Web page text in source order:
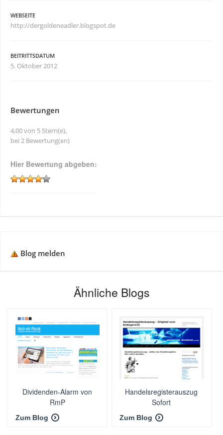
WEBSEITE
http://dergoldeneadler.blogspot.de
BEITRITTSDATUM
5. Oktober 2012
Bewertungen
4,00 von 5 Stern(e),
bei 2 Bewertung(en)
Hier Bewertung abgeben:
Blog melden
Ähnliche Blogs
Dividenden-Alarm von
RmP
Zum Blog
Handelsregisterauszug
Sofort
Zum Blog